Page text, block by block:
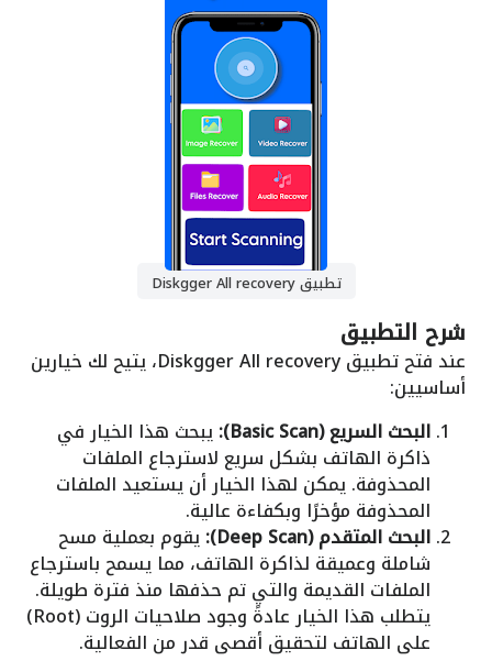
تطبيق Diskgger All recovery
شرح التطبيق
عند فتح تطبيق Diskgger All recovery، يتيح لك خيارين
أساسيين:
البحث السريع (Basic Scan):
يبحث هذا الخيار في
ذاكرة الهاتف بشكل سريع لاسترجاع الملفات
المحذوفة. يمكن لهذا الخيار أن يستعيد الملفات
المحذوفة مؤخرًا وبكفاءة عالية.
البحث المتقدم (Deep Scan): يقوم بعملية مسح
شاملة وعميقة لذاكرة الهاتف، مما يسمح باسترجاع
الملفات القديمة والتي تم حذفها منذ فترة طويلة.
يتطلب هذا الخيار عادةً وجود صلاحيات الروت (Root)
على الهاتف لتحقيق أقصى قدر من الفعالية.